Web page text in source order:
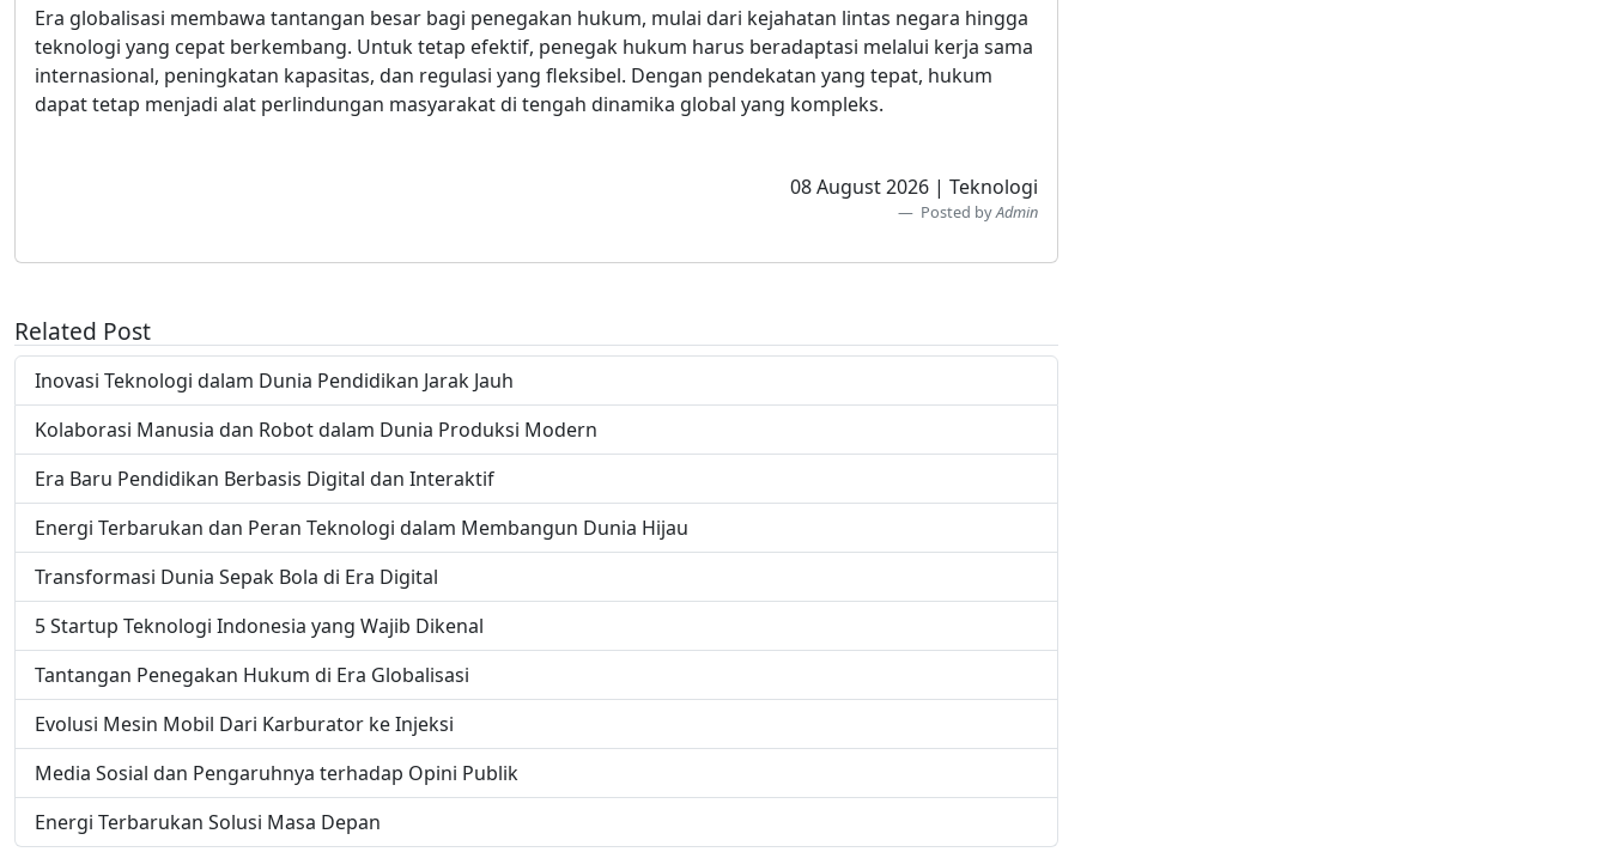
Era globalisasi membawa tantangan besar bagi penegakan hukum, mulai dari kejahatan lintas negara hingga
teknologi yang cepat berkembang. Untuk tetap efektif, penegak hukum harus beradaptasi melalui kerja sama
internasional, peningkatan kapasitas, dan regulasi yang fleksibel. Dengan pendekatan yang tepat, hukum
dapat tetap menjadi alat perlindungan masyarakat di tengah dinamika global yang kompleks.
08 August 2026 | Teknologi
Posted byAdmin
Related Post
Inovasi Teknologi dalam Dunia Pendidikan Jarak Jauh
Kolaborasi Manusia dan Robot dalam Dunia Produksi Modern
Era Baru Pendidikan Berbasis Digital dan Interaktif
Energi Terbarukan dan Peran Teknologi dalam Membangun Dunia Hijau
Transformasi Dunia Sepak Bola di Era Digital
5 Startup Teknologi Indonesia yang Wajib Dikenal
Tantangan Penegakan Hukum di Era Globalisasi
Evolusi Mesin Mobil Dari Karburator ke Injeksi
Media Sosial dan Pengaruhnya terhadap Opini Publik
Energi Terbarukan Solusi Masa Depan